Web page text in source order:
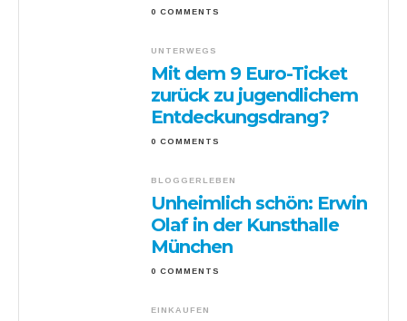
0 COMMENTS
UNTERWEGS
Mit dem 9 Euro-Ticket
zurück zu jugendlichem
Entdeckungsdrang?
0 COMMENTS
BLOGGERLEBEN
Unheimlich schön: Erwin
Olaf in der Kunsthalle
München
0 COMMENTS
EINKAUFEN